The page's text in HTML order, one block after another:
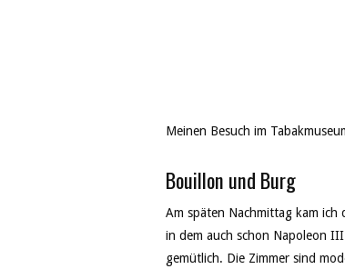
Meinen Besuch im
Bouillon und Burg
Am späten Nachmittag kam
in dem auch schon Napoleon
gemütlich. Die Zimmer sind